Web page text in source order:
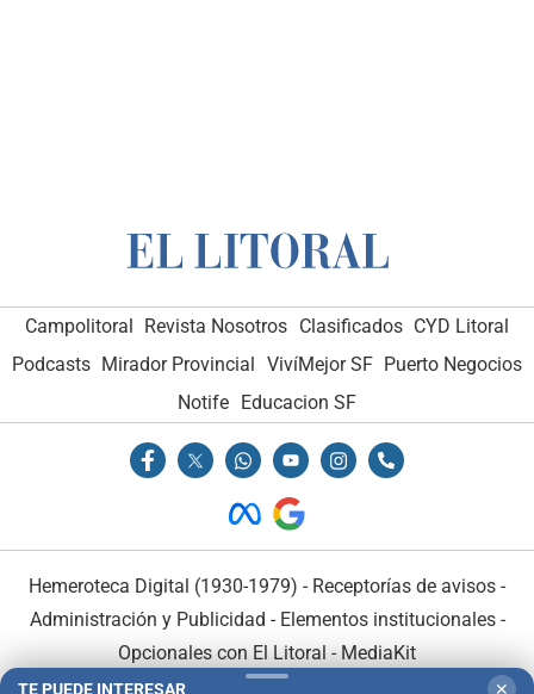
Campolitoral Revista Nosotros Clasificados CYD Litoral
Podcasts Mirador Provincial VivíMejor SF Puerto Negocios
Notife Educacion SF
Hemeroteca Digital (1930-1979) - Receptorías de avisos -
Administración y Publicidad - Elementos institucionales-
Opcionales con El Litoral - MediaKit
TE PUEDE INTERESAR ✕